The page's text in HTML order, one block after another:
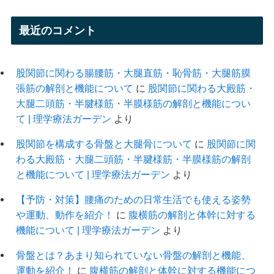
最近のコメント
股関節に関わる腸腰筋・大腿直筋・恥骨筋・大腿筋膜
張筋の解剖と機能について に 股関節に関わる大殿筋・
大腿二頭筋・半腱様筋・半膜様筋の解剖と機能につい
て | 理学療法ガーデン より
股関節を構成する骨盤と大腿骨について に 股関節に関
わる大殿筋・大腿二頭筋・半腱様筋・半膜様筋の解剖
と機能について | 理学療法ガーデン より
【予防・対策】腰痛のための日常生活でも使える姿勢
や運動、動作を紹介！
に 腹横筋の解剖と体幹に対する
機能について | 理学療法ガーデン より
骨盤とは？あまり知られていない骨盤の解剖と機能、
運動を紹介！
に 腹横筋の解剖と体幹に対する機能につ